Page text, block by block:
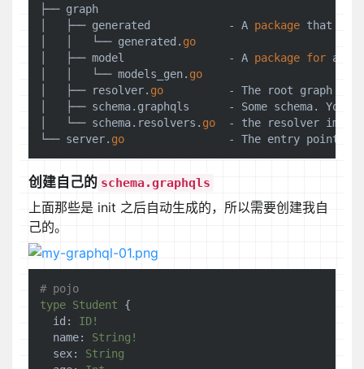
├── graph
│   ├── generated            - A package that
│   │   └── generated. go
│   ├── model                - A package for all
│   │   └── models_gen. go
│   ├── resolver. go
- The root graph
│   ├── schema.graphqls      - Some schema.
│   └── schema.resolvers. go
- the resolver
└── server. go
创建自己的 schema.graphqls
上面那些是 init 之后自动生成的，所以需要创建我自
己的。
# pojo
type Student {
id:
ID!
name:
String!
sex:
String